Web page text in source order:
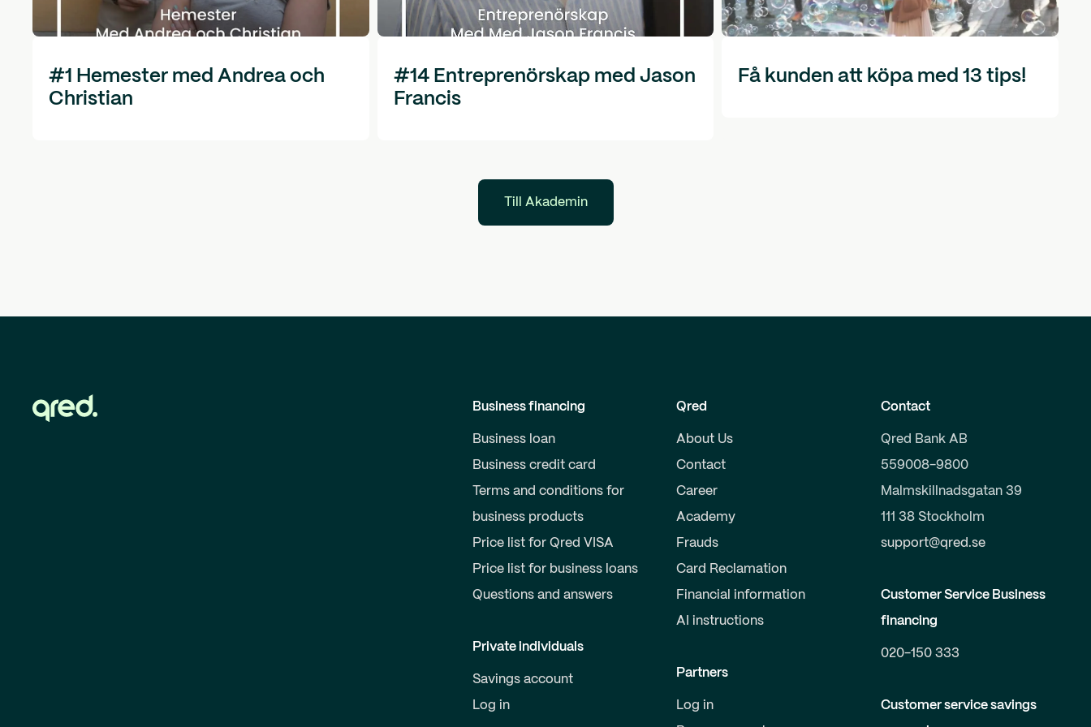
#1 Hemester med Andrea och
Christian
#14 Entreprenörskap med Jason
Francis
Få kunden att köpa med 13 tips!
Till Akademin
Business financing
Business loan
Business credit card
Terms and conditions for
business products
Price list for Qred VISA
Price list for business loans
Questions and answers
Private individuals
Savings account
Log in
Qred
About Us
Contact
Career
Academy
Frauds
Card Reclamation
Financial information
AI instructions
Partners
Log in
Contact
Qred Bank AB
559008-9800
Malmskillnadsgatan 39
111 38 Stockholm
support@qred.se
Customer Service Business
financing
020-150 333
Customer service savings